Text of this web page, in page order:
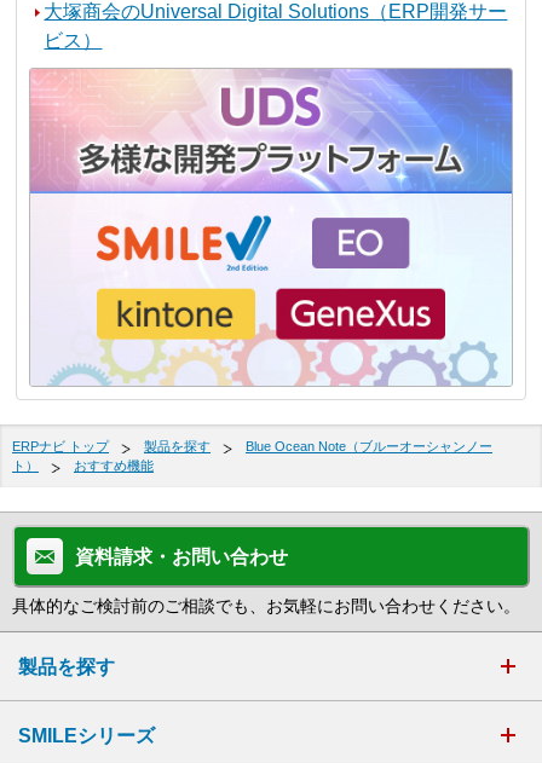
大塚商会のUniversal Digital Solutions（ERP開発サー
ビス）
ERPナビ トップ 製品を探す
Blue Ocean Note（ブルーオーシャンノー
ト）
おすすめ機能
資料請求・お問い合わせ
具体的なご検討前のご相談でも、お気軽にお問い合わせください。
製品を探す
SMILEシリーズ